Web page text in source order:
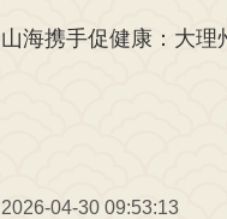
山海携手促健康：大
2026-04-30 09:53:13